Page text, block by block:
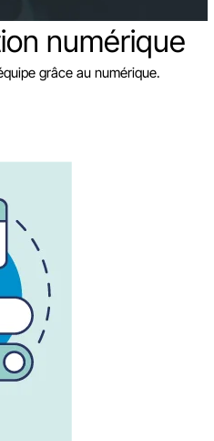
numérique
grâce au numérique.